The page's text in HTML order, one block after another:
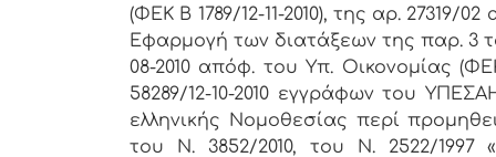
(ΦΕΚ Β 1789/12-11-2010), της αρ. 27319/
Εφαρμογή των διατάξεων της παρ. 3
08-2010 απόφ. του Υπ. Οικονομίας (ΦΕΚ
58289/12-10-2010 εγγράφων του
ελληνικής Νομοθεσίας περί
του Ν. 3852/2010, του Ν. 2522/